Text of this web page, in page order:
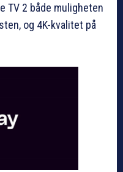
TV 2 både muligheten
og 4K-kvalitet på